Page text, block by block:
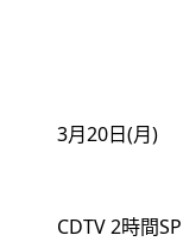
3月20日(月)
CDTV 2時間SP